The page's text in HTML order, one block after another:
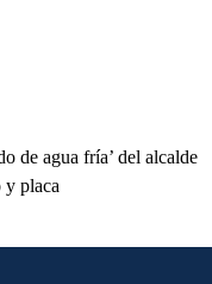
de agua fría’ del alcalde
y placa